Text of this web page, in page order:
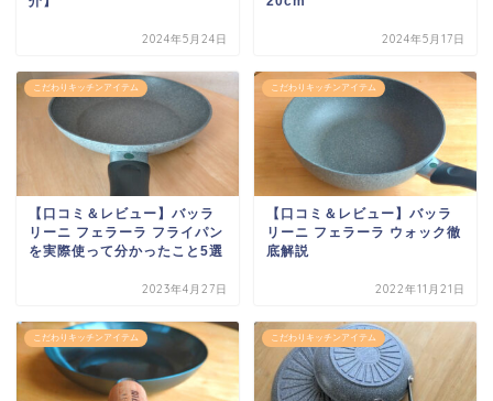
2024年5月24日 2024年5月17日
こだわりキッチンアイテム
【口コミ＆レビュー】バッラ
リーニ フェラーラ フライパン
を実際使って分かったこと5選
2023年4月27日
こだわりキッチンアイテム
【口コミ＆レビュー】バッラ
リーニ フェラーラ ウォック徹
底解説
2022年11月21日
こだわりキッチンアイテム こだわりキッチンアイテム